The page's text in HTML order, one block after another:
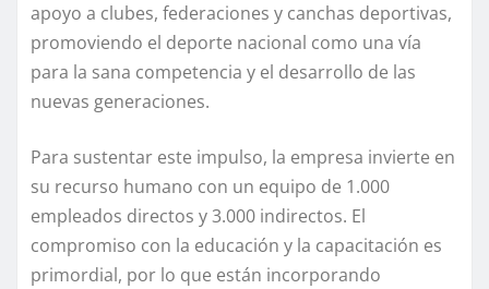
apoyo a clubes, federaciones y canchas deportivas,
promoviendo el deporte nacional como una vía
para la sana competencia y el desarrollo de las
nuevas generaciones.
Para sustentar este impulso, la empresa invierte en
su recurso humano con un equipo de 1.000
empleados directos y 3.000 indirectos. El
compromiso con la educación y la capacitación es
primordial, por lo que están incorporando